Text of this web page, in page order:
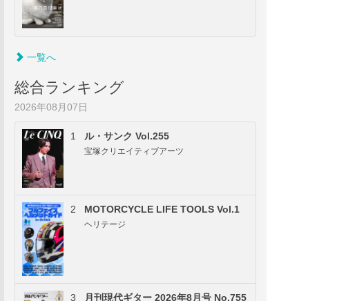
一覧へ
総合ランキング
2026年08月07日
1 ル・サンク Vol.255
宝塚クリエイティブアーツ
2 MOTORCYCLE LIFE TOOLS Vol.1
ヘリテージ
3 月刊現代ギター 2026年8月号 No.755